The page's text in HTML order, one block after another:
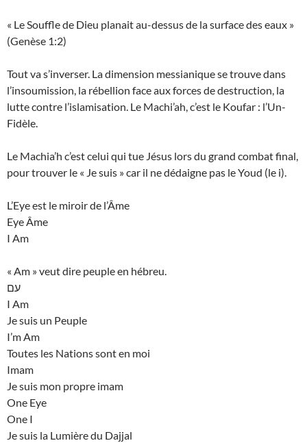
« Le Souffle de Dieu planait au-dessus de la surface des eaux »
(Genèse 1:2)
Tout va s’inverser. La dimension messianique se trouve dans
l’insoumission, la rébellion face aux forces de destruction, la
lutte contre l’islamisation. Le Machi’ah, c’est le Koufar : l’Un-
Fidèle.
Le Machia’h c’est celui qui tue Jésus lors du grand combat final,
pour trouver le « Je suis » car il ne dédaigne pas le Youd (le i).
L’Eye est le miroir de l’Âme
Eye Âme
I Am
« Am » veut dire peuple en hébreu.
עם
I Am
Je suis un Peuple
I’m Am
Toutes les Nations sont en moi
Imam
Je suis mon propre imam
One Eye
One I
Je suis la Lumière du Dajjal